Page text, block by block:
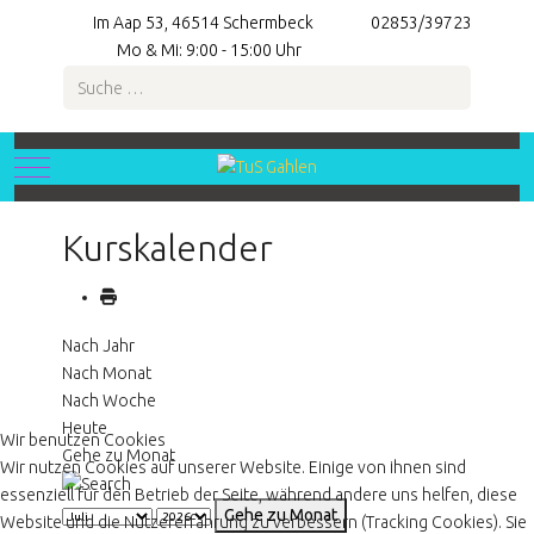
Im Aap 53, 46514 Schermbeck
02853/39723
Mo & Mi: 9:00 - 15:00 Uhr
Suchen
Mobile Menu Toggle
Kurskalender
Nach Jahr
Nach Monat
Nach Woche
Heute
Gehe zu Monat
Gehe zu Monat
Wir benutzen Cookies
Wir nutzen Cookies auf unserer Website. Einige von ihnen sind
essenziell für den Betrieb der Seite, während andere uns helfen, diese
Website und die Nutzererfahrung zu verbessern (Tracking Cookies). Sie